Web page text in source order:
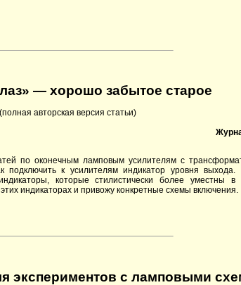
— хорошо забытое старое
(полная авторская версия статьи)
по оконечным ламповым усилителям с
подключить к усилителям индикатор уровня
которые стилистически более уместны в
индикаторах и привожу конкретные схемы включения.
экспериментов с ламповыми